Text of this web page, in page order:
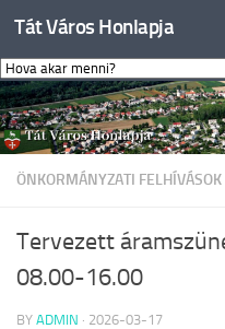
Skip to content
Tát Város Honlapja
ÖNKORMÁNYZATI FELHÍVÁSOK
Tervezett
08.00-16.00
BY ADMIN · 2026-03-17